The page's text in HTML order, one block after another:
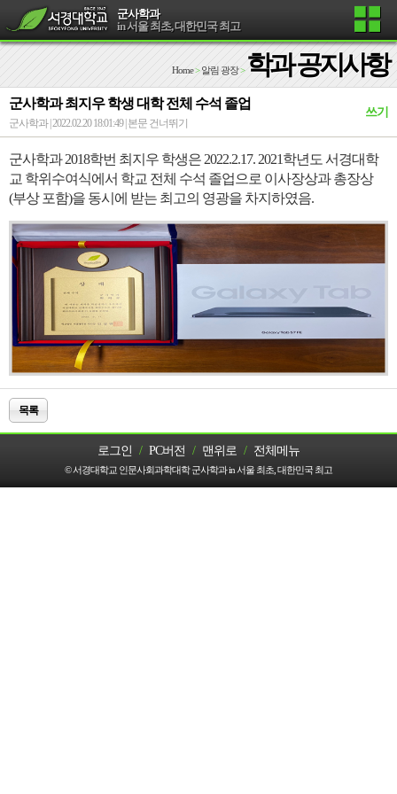
군사학과
in 서울 최초, 대한민국 최고
Home> 알림 광장> 학과 공지사항
군사학과 최지우 학생 대학 전체 수석 졸업
쓰기
군사학과 | 2022.02.20 18:01:49 | 본문 건너뛰기
군사학과 2018학번 최지우 학생은 2022.2.17. 2021학년도 서경대학
교 학위수여식에서 학교 전체 수석 졸업으로 이사장상과 총장상
(부상 포함)을 동시에 받는 최고의 영광을 차지하였음.
목록
로그인 / PC버전 / 맨위로 / 전체메뉴
© 서경대학교 인문사회과학대학 군사학과 in 서울 최초, 대한민국 최고